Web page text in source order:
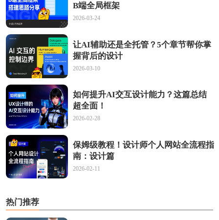
B端全局框架
2026-03-24
让AI辅助还是全托管？5个章节帮你掌
握背后的设计
2026-03-10
如何提升AI交互设计能力？这篇总结
超全面！
2026-02-28
保姆级教程！设计师个人网站全流程指
南：设计篇
2026-02-11
热门推荐